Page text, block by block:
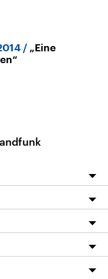
„Eine